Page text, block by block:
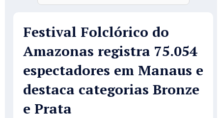
Festival Folclórico do
Amazonas registra 75.054
espectadores em Manaus e
destaca categorias Bronze
e Prata